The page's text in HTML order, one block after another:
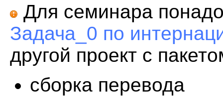
Для семинара
Задача_0 по
другой проект с
сборка перевода